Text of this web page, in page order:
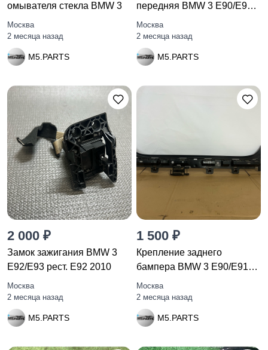
омывателя стекла BMW 3
Москва
2 месяца назад
M5.PARTS
передняя BMW 3 E90/E91
рест.
Москва
2 месяца назад
M5.PARTS
2 000 ₽
Замок зажигания BMW 3
E92/E93 рест. E92 2010
Москва
2 месяца назад
M5.PARTS
1 500 ₽
Крепление заднего
бампера BMW 3 E90/E91
рест. E90
Москва
2 месяца назад
M5.PARTS